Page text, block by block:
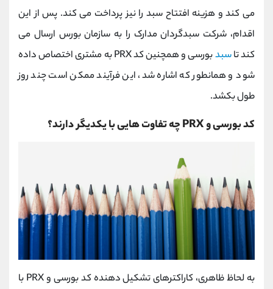
می کند و هزینه افتتاح سبد را نیز پرداخت می کند. پس از این
اقدام، شرکت سبدگردان مدارک را به سازمان بورس ارسال می
کند تاسبد
بورسی و همچنین کد PRX به مشتری اختصاص داده
شود و همانطور که اشاره شد، این فرآیند ممکن است چند روز
طول بکشد.
کد بورسی و PRX چه تفاوت هایی با یکدیگر دارند؟
به لحاظ ظاهری، کاراکترهای تشکیل دهنده کد بورسی و PRX با